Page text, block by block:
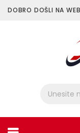
DOBRO DOŠLI NA